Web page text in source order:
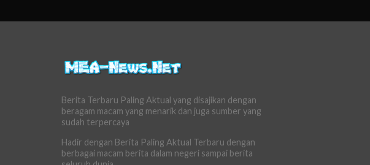
Berita Terbaru Paling Aktual yang disajikan dengan
beragam macam yang menarik dan juga sumber yang
sudah terpercaya
Hadir dengan Berita Paling Aktual Terbaru dengan
berbagai macam berita dalam negeri sampai berita